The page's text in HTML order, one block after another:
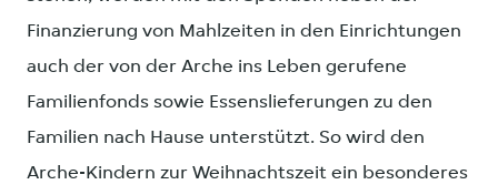
Finanzierung von Mahlzeiten in den Einrichtungen
auch der von der Arche ins Leben gerufene
Familienfonds sowie Essenslieferungen zu den
Familien nach Hause unterstützt. So wird den
Arche-Kindern zur Weihnachtszeit ein besonderes